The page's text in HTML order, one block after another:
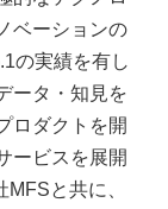
ベーションの
の実績を有し
ータ・知見を
ロダクトを開
ービスを展開
と共に、